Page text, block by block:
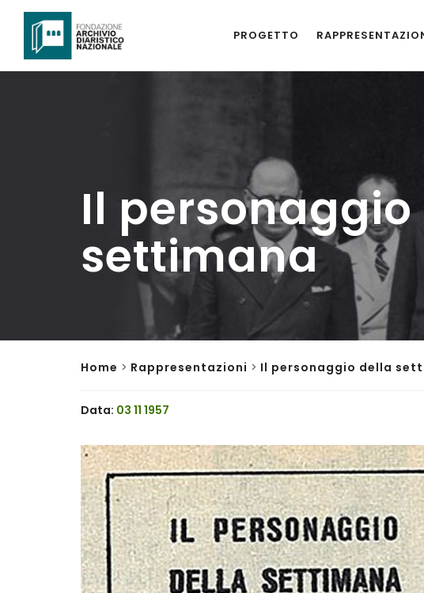
PROGETTO
Il
settimana
Home > Rappresentazioni > Il personaggio della
Data: 03 11 1957